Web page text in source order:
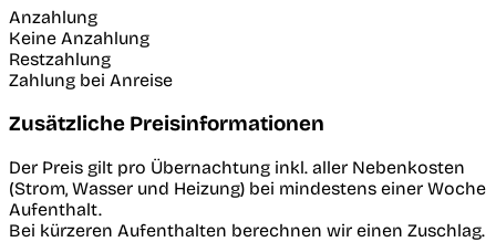
Anzahlung
Keine Anzahlung
Restzahlung
Zahlung bei Anreise
Zusätzliche Preisinformationen
Der Preis gilt pro Übernachtung inkl. aller Nebenkosten
(Strom, Wasser und Heizung) bei mindestens einer Woche
Aufenthalt.
Bei kürzeren Aufenthalten berechnen wir einen Zuschlag.